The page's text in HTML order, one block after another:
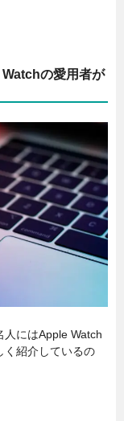
の愛用者が
にはApple Watch
く紹介しているの